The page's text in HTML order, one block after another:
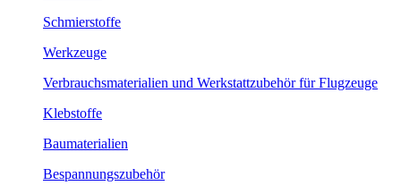
Schmierstoffe
Werkzeuge
Verbrauchsmaterialien und Werkstattzubehör für Flugzeuge
Klebstoffe
Baumaterialien
Bespannungszubehör